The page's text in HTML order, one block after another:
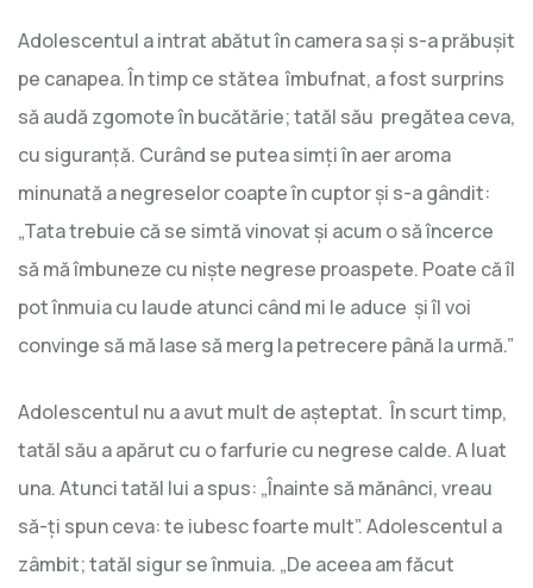
Adolescentul a intrat abătut în camera sa și s-a prăbușit
pe canapea. În timp ce stătea îmbufnat, a fost surprins
să audă zgomote în bucătărie; tatăl său pregătea ceva,
cu siguranță. Curând se putea simți în aer aroma
minunată a negreselor coapte în cuptor și s-a gândit:
„Tata trebuie că se simtă vinovat și acum o să încerce
să mă îmbuneze cu niște negrese proaspete. Poate că îl
pot înmuia cu laude atunci când mi le aduce și îl voi
convinge să mă lase să merg la petrecere până la urmă.”
Adolescentul nu a avut mult de așteptat. În scurt timp,
tatăl său a apărut cu o farfurie cu negrese calde. A luat
una. Atunci tatăl lui a spus: „Înainte să mănânci, vreau
să-ți spun ceva: te iubesc foarte mult”. Adolescentul a
zâmbit; tatăl sigur se înmuia. „De aceea am făcut